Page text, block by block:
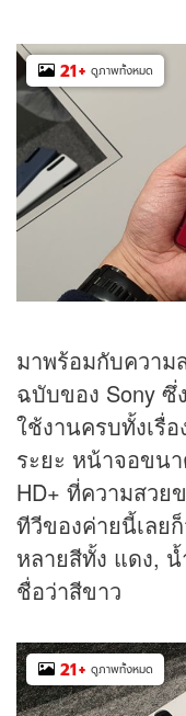
21+ ดูภาพทั้งหมด
มาพร้อมกับความ
ฉบับของ Sony ซึ่
ใช้งานครบทั้งเรื่
ระยะ หน้าจอขน
HD+ ที่ความสวย
ทีวีของค่ายนี้เลย
หลายสีทั้ง แดง,
ชื่อว่าสีขาว
21+ ดูภาพทั้งหมด